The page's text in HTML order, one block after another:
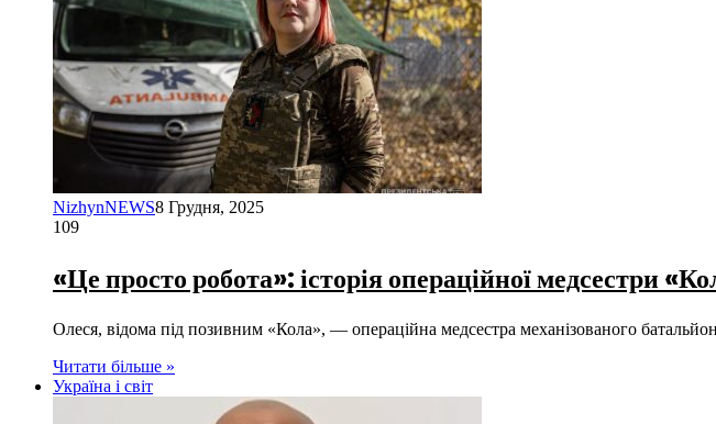
NizhynNEWS8 Грудня, 2025
109
«Це просто робота»: історія операційної медсестри
Олеся, відома під позивним «Кола», — операційна медсестра механізованого
Читати більше »
Україна і світ